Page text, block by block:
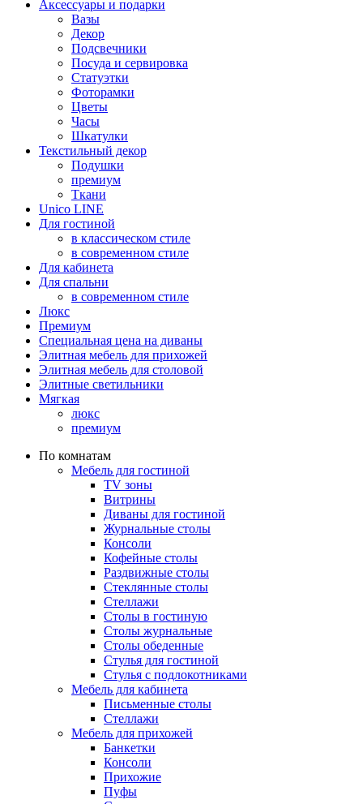
Аксессуары и подарки
Вазы
Декор
Подсвечники
Посуда и сервировка
Статуэтки
Фоторамки
Цветы
Часы
Шкатулки
Текстильный декор
Подушки
премиум
Ткани
Unico LINE
Для гостиной
в классическом стиле
в современном стиле
Для кабинета
Для спальни
в современном стиле
Люкс
Премиум
Специальная цена на диваны
Элитная мебель для прихожей
Элитная мебель для столовой
Элитные светильники
Мягкая
люкс
премиум
По комнатам
Мебель для гостиной
TV зоны
Витрины
Диваны для гостиной
Журнальные столы
Консоли
Кофейные столы
Раздвижные столы
Стеклянные столы
Стеллажи
Столы в гостиную
Столы журнальные
Столы обеденные
Стулья для гостиной
Стулья с подлокотниками
Мебель для кабинета
Письменные столы
Стеллажи
Мебель для прихожей
Банкетки
Консоли
Прихожие
Пуфы